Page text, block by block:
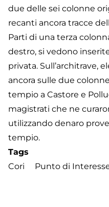
due delle sei colonne
recanti ancora tracce
Parti di una terza
destro, si vedono
privata. Sull’architrave,
ancora sulle due
tempio a Castore e
magistrati che ne
utilizzando denaro
tempio.
Tags
Cori
Punto di